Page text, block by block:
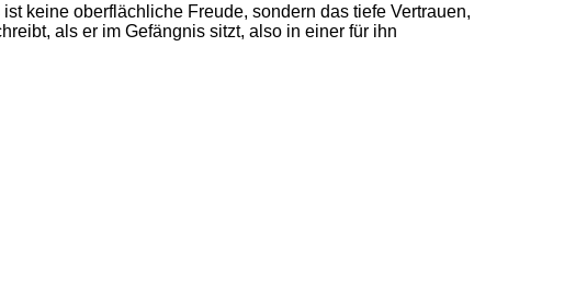
keine oberflächliche Freude, sondern das tiefe Vertrauen,
als er im Gefängnis sitzt, also in einer für ihn